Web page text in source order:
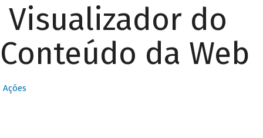
Visualizador do
Conteúdo da Web
Ações